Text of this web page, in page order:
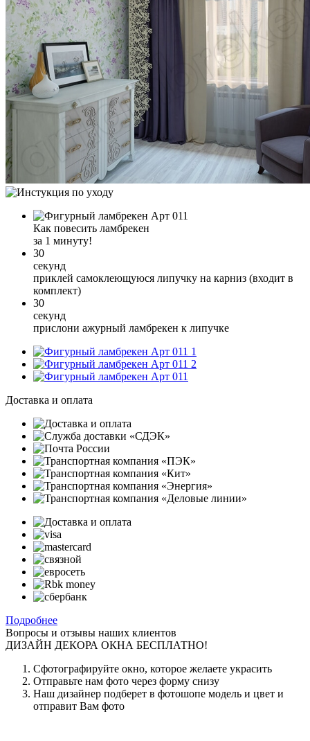
Как повесить ламбрекен
за 1 минуту!
30
секунд
приклей самоклеющуюся липучку на карниз (входит в
комплект)
30
секунд
прислони ажурный ламбрекен к липучке
1
2
Доставка и оплата
Подробнее
Вопросы и отзывы наших клиентов
ДИЗАЙН ДЕКОРА ОКНА БЕСПЛАТНО!
Сфотографируйте окно, которое желаете украсить
Отправьте нам фото через форму снизу
Наш дизайнер подберет в фотошопе модель и цвет и
отправит Вам фото